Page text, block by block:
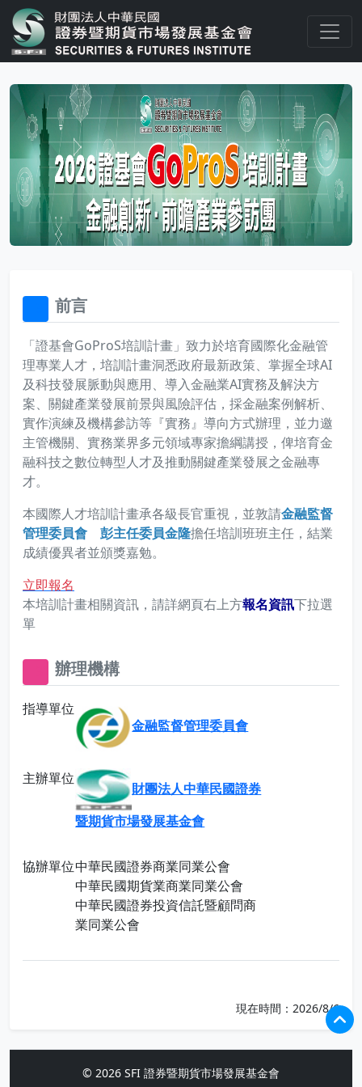
32x32
前言
「證基會GoProS培訓計畫」致力於培育國際化金融管
理專業人才，培訓計畫洞悉政府最新政策、掌握全球AI
及科技發展脈動與應用、導入金融業AI實務及解決方
案、關鍵產業發展前景與風險評估，採金融案例解析、
實作演練及機構參訪等『實務』導向方式辦理，並力邀
主管機關、實務業界多元領域專家擔綱講授，俾培育金
融科技之數位轉型人才及推動關鍵產業發展之金融專
才。
本國際人才培訓計畫承各級長官重視，並敦請金融監督
管理委員會 彭主任委員金隆擔任培訓班班主任，結業
成績優異者並頒獎嘉勉。
立即報名
本培訓計畫相關資訊，請詳網頁右上方報名資訊下拉選
單
32x32
辦理機構
指導單位
金融監督管理委員會
主辦單位
財團法人中華民國證券
暨期貨市場發展基金會
協辦單位中華民國證券商業同業公會
中華民國期貨業商業同業公會
中華民國證券投資信託暨顧問商
業同業公會
現在時間：2026/8/6
© 2026 SFI 證券暨期貨市場發展基金會